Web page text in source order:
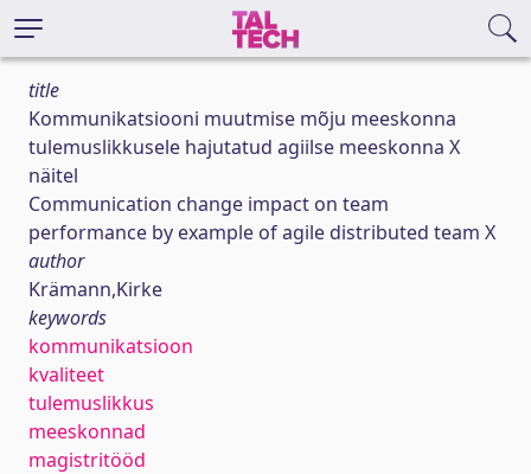
title
Kommunikatsiooni muutmise mõju meeskonna
tulemuslikkusele hajutatud agiilse meeskonna X
näitel
Communication change impact on team
performance by example of agile distributed team X
author
Krämann,Kirke
keywords
kommunikatsioon
kvaliteet
tulemuslikkus
meeskonnad
magistritööd